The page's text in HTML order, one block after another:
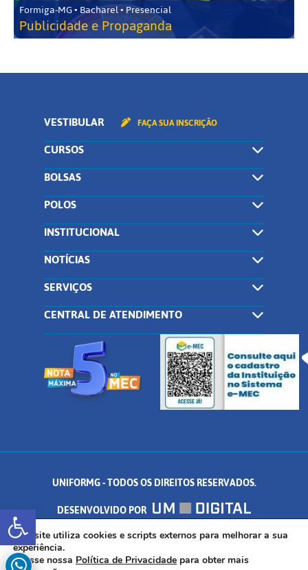
Abrir a barra de ferramentas
Formiga-MG • Bacharel • Presencial
Publicidade e Propaganda
VESTIBULAR FAÇA SUA INSCRIÇÃO
CURSOS
BOLSAS
POLOS
INSTITUCIONAL
NOTÍCIAS
SERVIÇOS
CENTRAL DE ATENDIMENTO
UNIFORMG - TODOS OS DIREITOS RESERVADOS.
DESENVOLVIDO POR
AV. DR. ARNALDO DE SENNA, 328 - PALMEIRAS, FORMIGA/MG - CEP:
35.574.530
Este site utiliza cookies e scripts externos para melhorar a sua
experiência.
Acesse nossa Política de Privacidade para obter mais